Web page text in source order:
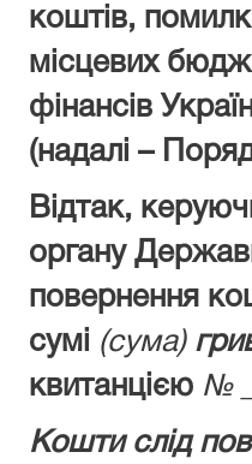
коштів,
місцевих
фінансів
(надалі –
Відтак,
органу
повернення
сумі (сума)
квитанцією №
Кошти слід